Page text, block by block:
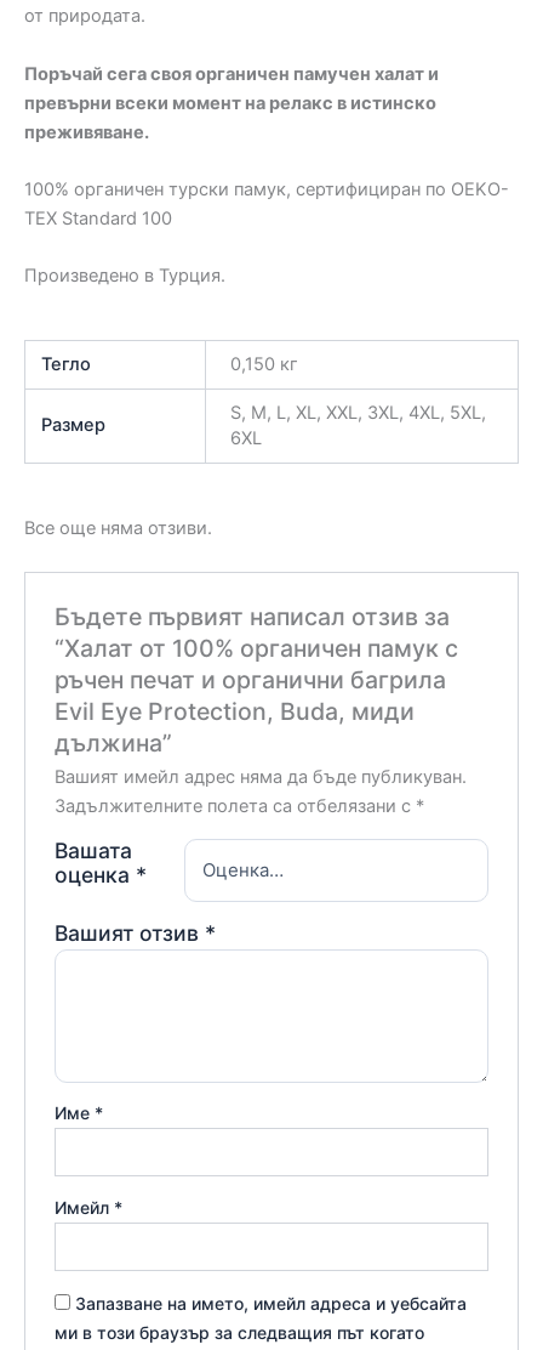
от природата.
Поръчай сега своя органичен памучен халат и
превърни всеки момент на релакс в истинско
преживяване.
100% органичен турски памук, сертифициран по OEKO-
TEX Standard 100
Произведено в Турция.
Тегло 0,150 кг
Размер
S, М, L, XL, XXL, 3XL, 4XL, 5XL,
6XL
Все още няма отзиви.
Бъдете първият написал отзив за
“Халат от 100% органичен памук с
ръчен печат и органични багрила
Evil Eye Protection, Buda, миди
дължина”
Вашият имейл адрес няма да бъде публикуван.
Задължителните полета са отбелязани с *
Вашата
оценка *
Вашият отзив *
Име *
Имейл *
Запазване на името, имейл адреса и уебсайта
ми в този браузър за следващия път когато